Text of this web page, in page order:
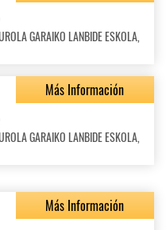
GARAIKO LANBIDE ESKOLA,
Más Información
GARAIKO LANBIDE ESKOLA,
Más Información